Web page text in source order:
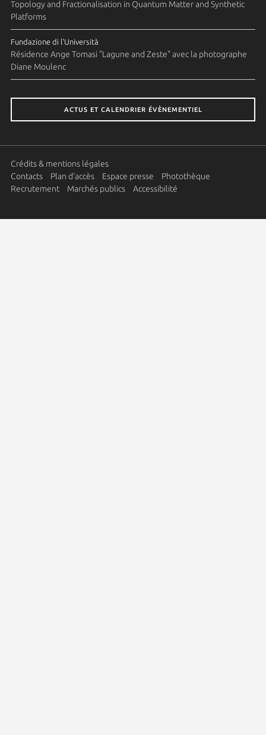
Topology and Fractionalisation in Quantum Matter and Synthetic
Platforms
Fundazione di l'Università
Résidence Ange Tomasi "Lagune and Zeste" avec la photographe
Diane Moulenc
ACTUS ET CALENDRIER ÉVÈNEMENTIEL
Crédits & mentions légales
Contacts
Plan d'accès Espace presse
Photothèque
Recrutement
Marchés publics Accessibilité